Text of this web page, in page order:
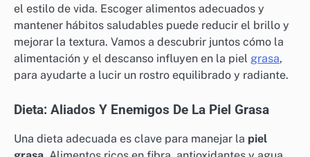
el estilo de vida. Escoger alimentos adecuados y
mantener hábitos saludables puede reducir el brillo y
mejorar la textura. Vamos a descubrir juntos cómo la
alimentación y el descanso influyen en la piel grasa,
para ayudarte a lucir un rostro equilibrado y radiante.
Dieta: Aliados Y Enemigos De La Piel Grasa
Una dieta adecuada es clave para manejar la piel